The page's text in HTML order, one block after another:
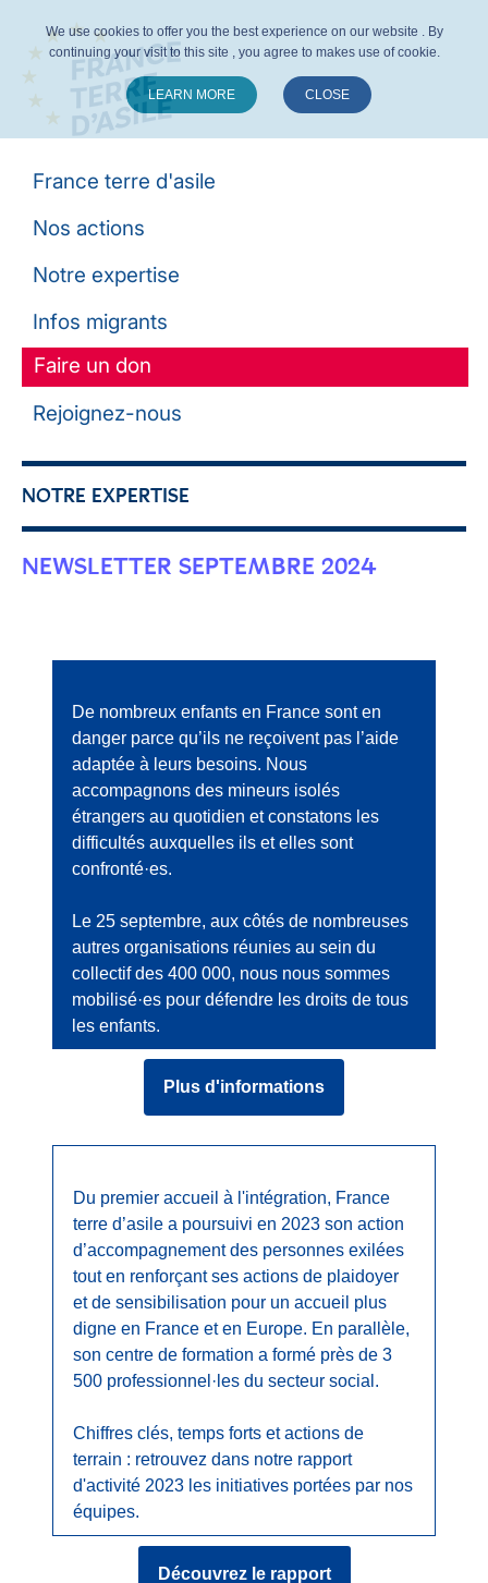
France terre d'asile
Nos actions
Notre expertise
Infos migrants
Faire un don
Rejoignez-nous
NOTRE EXPERTISE
NEWSLETTER SEPTEMBRE 2024
We use cookies to offer you the best experience on our website . By
continuing your visit to this site , you agree to makes use of cookie.
LEARN MORE CLOSE